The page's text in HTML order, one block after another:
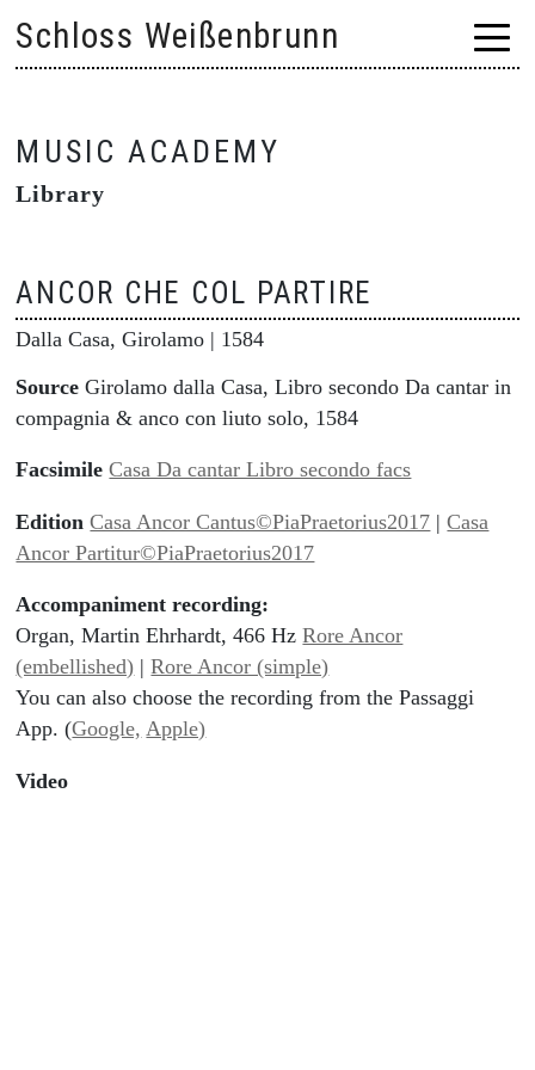
content
Schloss Weißenbrunn
MUSIC ACADEMY
Library
ANCOR CHE COL PARTIRE
Dalla Casa, Girolamo | 1584
Source Girolamo dalla Casa, Libro secondo Da cantar in
compagnia & anco con liuto solo, 1584
Facsimile Casa Da cantar Libro secondo facs
Edition Casa Ancor Cantus©PiaPraetorius2017 |Casa
Ancor Partitur©PiaPraetorius2017
Accompaniment recording:
Organ, Martin Ehrhardt, 466 HzRore Ancor
(embellished) |Rore Ancor (simple)
You can also choose the recording from the Passaggi
App. (Google, Apple)
Video